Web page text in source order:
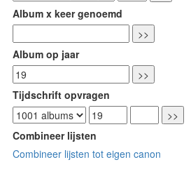
Album x keer genoemd
Album op jaar
Tijdschrift opvragen
Combineer lijsten
Combineer lijsten tot eigen canon